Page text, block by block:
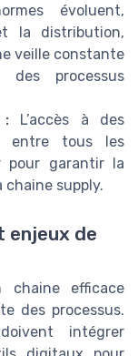
évoluent,
la distribution,
veille constante
processus
: L’accès à des
entre tous les
pour garantir la
supply.
enjeux de
efficace
des processus.
intégrer